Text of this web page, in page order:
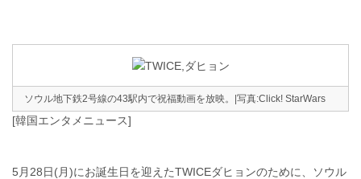
ソウル地下鉄2号線の43駅内で祝福動画を放映。|写真:Click! StarWars
[韓国エンタメニュース]
5月28日(月)にお誕生日を迎えたTWICEダヒョンのために、ソウル